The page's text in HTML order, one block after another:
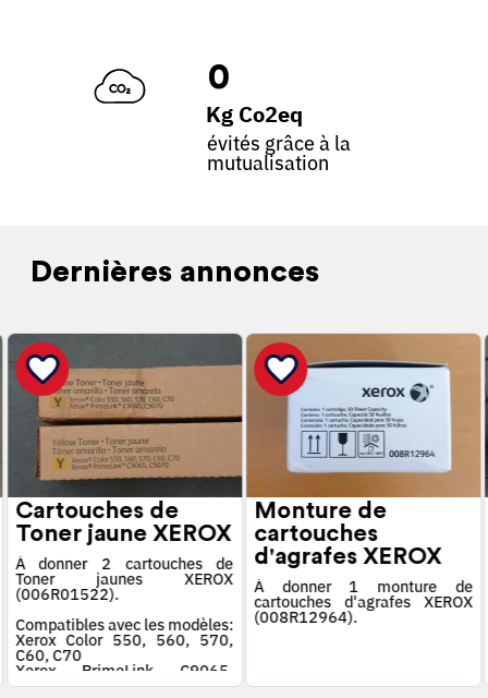
0
Kg Co2eq
évités grâce à la
mutualisation
Dernières annonces
Cartouches de
Toner jaune XEROX
À donner 2 cartouches de
Toner jaunes XEROX
(006R01522).
Compatibles avec les modèles:
Xerox Color 550, 560, 570,
C60, C70
Xerox PrimeLink C9065,
C9070
Monture de
cartouches
d'agrafes XEROX
À donner 1 monture de
cartouches d'agrafes XEROX
(008R12964).